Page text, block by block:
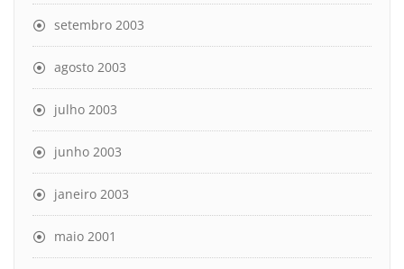
setembro 2003
agosto 2003
julho 2003
junho 2003
janeiro 2003
maio 2001